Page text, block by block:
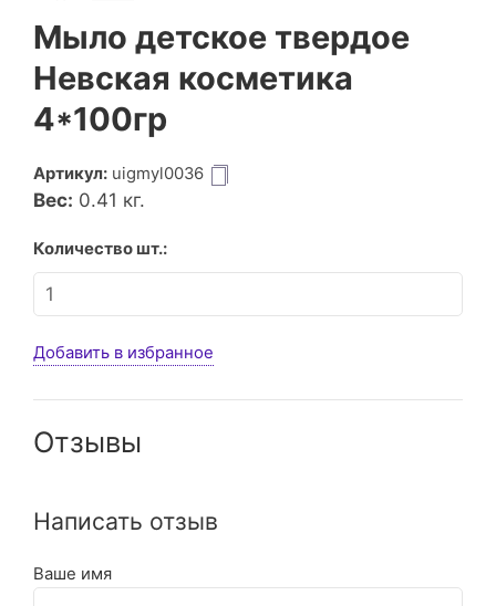
Мыло детское твердое
Невская косметика
4*100гр
Артикул: uigmyl0036
Вес: 0.41 кг.
Количество шт.:
Добавить в избранное
Отзывы
Написать отзыв
Ваше имя